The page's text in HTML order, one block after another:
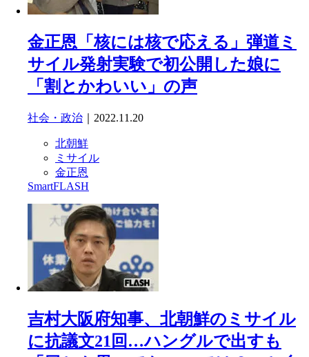
金正恩「核には核で応える」弾道ミ
サイル発射実験で初公開した娘に
「割とかわいい」の声
社会・政治 ｜2022.11.20
北朝鮮
ミサイル
金正恩
SmartFLASH
吉村大阪府知事、北朝鮮のミサイル
に抗議文21回…ハングルで出すも